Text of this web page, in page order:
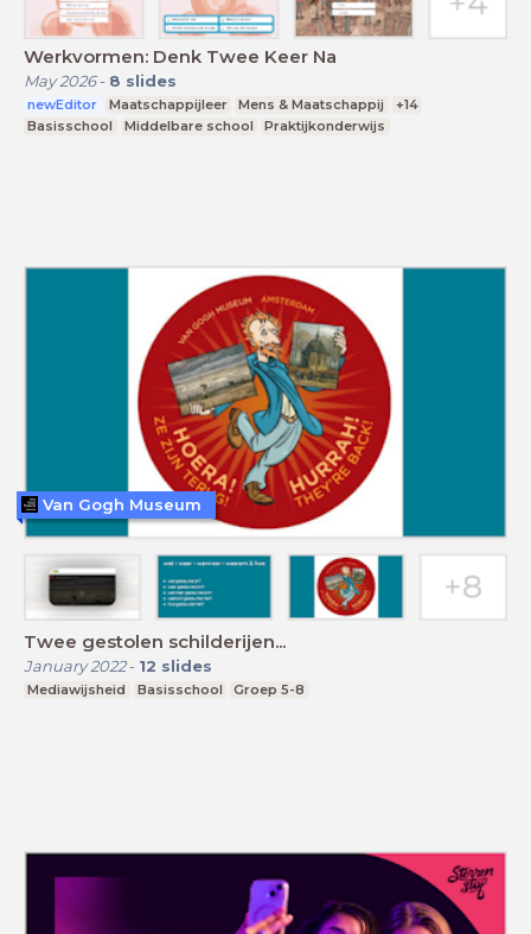
Werkvormen: Denk Twee Keer Na
May 2026- 8 slides
newEditor Maatschappijleer Mens & Maatschappij
+14
Basisschool
Middelbare school Praktijkonderwijs
Twee gestolen schilderijen...
January 2022- 12 slides
Mediawijsheid Basisschool Groep 5-8
Van Gogh Museum